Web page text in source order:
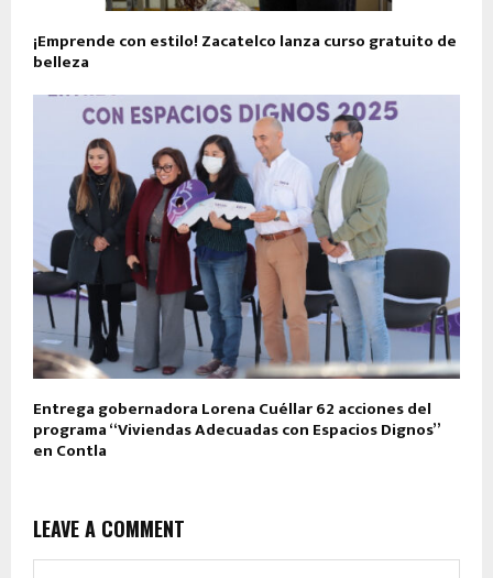
¡Emprende con estilo! Zacatelco lanza curso gratuito de
belleza
Entrega gobernadora Lorena Cuéllar 62 acciones del
programa “Viviendas Adecuadas con Espacios Dignos”
en Contla
LEAVE A COMMENT